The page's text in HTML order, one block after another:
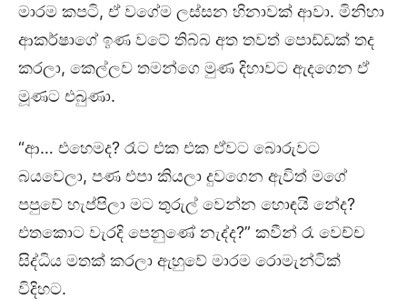
මාරම කපටි, ඒ වගේම ලස්සන හිනාවක් ආවා. මිනිහා
ආකර්ෂාගේ ඉණ වටේ තිබ්බ අත තවත් පොඩ්ඩක් තද
කරලා, කෙල්ලව තමන්ගෙ මුණ දිහාවට ඇදගෙන ඒ
මූණට එබුණා.
“ආ… එහෙමද? රෑට එක එක ඒවට බොරුවට
බයවෙලා, පණ එපා කියලා දුවගෙන ඇවිත් මගේ
පපුවේ හැප්පිලා මට තුරුල් වෙන්න හොඳයි නේද?
එතකොට වැරදි පෙනුණේ නැද්ද?” කවීන් රෑ වෙච්ච
සිද්ධිය මතක් කරලා ඇහුවේ මාරම රොමැන්ටික්
විදිහට.